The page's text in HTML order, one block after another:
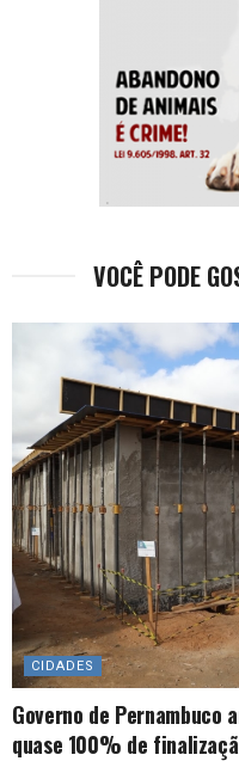
VOCÊ PODE
CIDADES
Governo de Pernambuco
quase 100% de